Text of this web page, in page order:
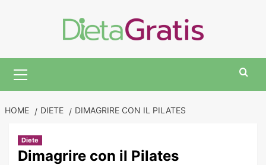
Menu
HOME DIETE DIMAGRIRE CON IL PILATES
Diete
Dimagrire con il Pilates